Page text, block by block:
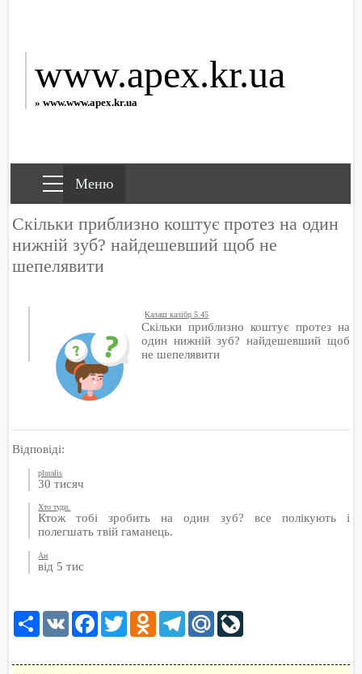
www.apex.kr.ua
» www.www.apex.kr.ua
Скільки приблизно коштує протез на один
нижній зуб? найдешевший щоб не
шепелявити
Калаш калібр 5.45
Скільки приблизно коштує протез на
один нижній зуб? найдешевший щоб
не шепелявити
Відповіді:
pluralis
30 тисяч
Хто туди.
Ктож тобі зробить на один зуб? все полікують і
полегшать твій гаманець.
Ан
від 5 тис
Share VK Facebook
TwitterOdnoklassniki
TelegramMail.Ru